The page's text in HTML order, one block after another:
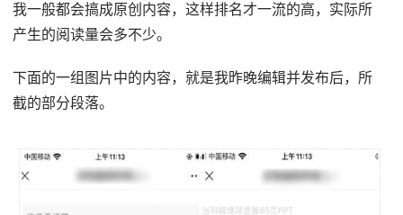
我一般都会搞成原创内容，这样排名才一流的高，实际所
产生的阅读量会多不少。
下面的一组图片中的内容，就是我昨晚编辑并发布后，所
截的部分段落。